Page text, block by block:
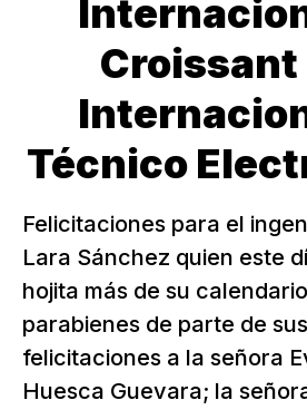
Técnico
Felicitaciones para el
Lara Sánchez quien este
hojita más de su
parabienes de parte de
felicitaciones a la señora
Huesca Guevara; la